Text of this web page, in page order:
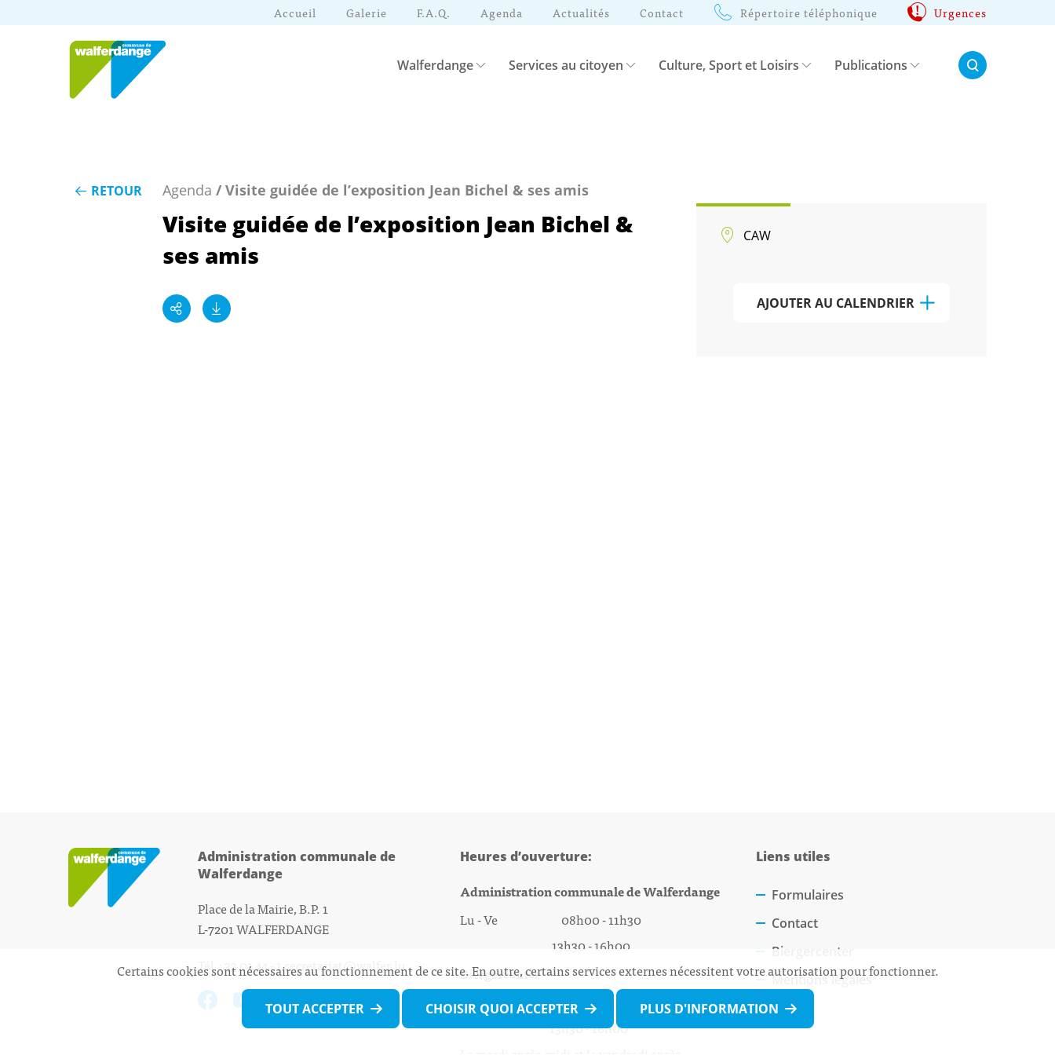
Accueil Galerie F.A.Q. Agenda Actualités Contact Répertoire téléphonique Urgences
Walferdange Services au citoyen Culture, Sport et Loisirs Publications Rechercher:
RETOUR Agenda / Visite guidée de l’exposition Jean Bichel & ses amis
Visite guidée de l’exposition Jean Bichel &
ses amis
CAW
AJOUTER AU CALENDRIER
Administration communale de
Walferdange
Place de la Mairie, B.P. 1
L-7201 WALFERDANGE
Tél.: 33 01 44 - 1secretariat@walfer.lu
Heures d’ouverture:
Administration communale de Walferdange
Lu - Ve 08h00 - 11h30
13h30 - 16h00
Biergercenter
Lu - Ve 08h00 - 11h30
13h30 - 16h00
Liens utiles
Formulaires
Contact
Biergercenter
Mentions légales
Certains cookies sont nécessaires au fonctionnement de ce site. En outre, certains services externes nécessitent votre autorisation pour fonctionner.
TOUT ACCEPTER CHOISIR QUOI ACCEPTER PLUS D'INFORMATION